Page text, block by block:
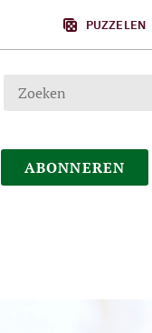
PUZZELEN
ABONNEREN